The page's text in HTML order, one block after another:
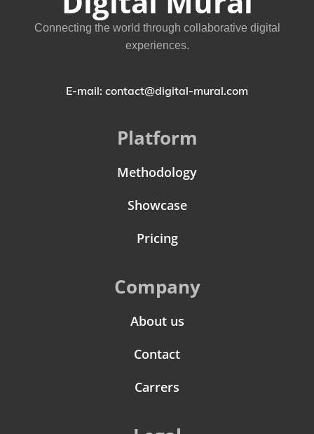
Connecting the world through collaborative digital
experiences.
E-mail: contact@digital-mural.com
Platform
Methodology
Showcase
Pricing
Company
About us
Contact
Carrers